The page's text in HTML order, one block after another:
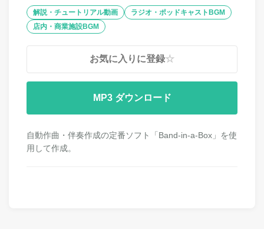
解説・チュートリアル動画
ラジオ・ポッドキャストBGM
店内・商業施設BGM
お気に入りに登録☆
MP3
自動作曲・伴奏作成の定番ソフト「Band-in-a-Box」を使
用して作成。